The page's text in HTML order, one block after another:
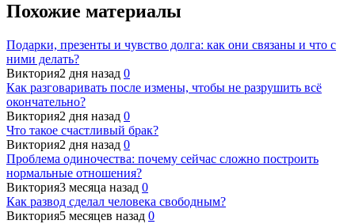
Похожие материалы
Подарки, презенты и чувство долга: как они связаны и что с
ними делать?
Виктория2 дня назад 0
Как разговаривать после измены, чтобы не разрушить всё
окончательно?
Виктория2 дня назад 0
Что такое счастливый брак?
Виктория2 дня назад 0
Проблема одиночества: почему сейчас сложно построить
нормальные отношения?
Виктория3 месяца назад 0
Как развод сделал человека свободным?
Виктория5 месяцев назад 0